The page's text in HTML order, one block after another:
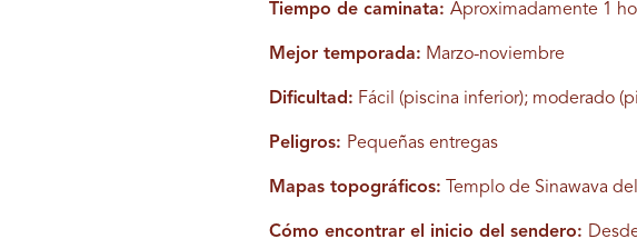
Tiempo de caminata: Aproximadamente 1
Mejor temporada: Marzo-noviembre
Dificultad: Fácil (piscina inferior); moderado
Peligros: Pequeñas entregas
Mapas topográficos: Templo de Sinawava
Cómo encontrar el inicio del sendero: